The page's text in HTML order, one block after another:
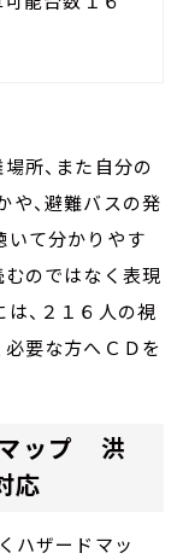
所、また自分の
、避難バスの発
いて分かりやす
むのではなく表現
、２１６人の視
要な方へＣＤを
マップ 洪
応
ハザードマッ